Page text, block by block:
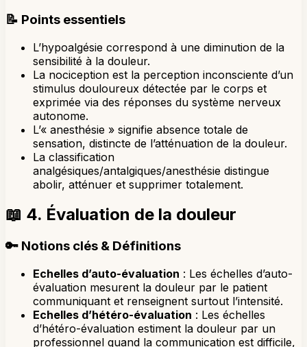
📝 Points essentiels
L’hypoalgésie correspond à une diminution de la
sensibilité à la douleur.
La nociception est la perception inconsciente d’un
stimulus douloureux détectée par le corps et
exprimée via des réponses du système nerveux
autonome.
L’« anesthésie » signifie absence totale de
sensation, distincte de l’atténuation de la douleur.
La classification
analgésiques/antalgiques/anesthésie distingue
abolir, atténuer et supprimer totalement.
📖 4. Évaluation de la douleur
🔑 Notions clés & Définitions
Echelles d’auto-évaluation : Les échelles d’auto-
évaluation mesurent la douleur par le patient
communiquant et renseignent surtout l’intensité.
Echelles d’hétéro-évaluation : Les échelles
d’hétéro-évaluation estiment la douleur par un
professionnel quand la communication est difficile,